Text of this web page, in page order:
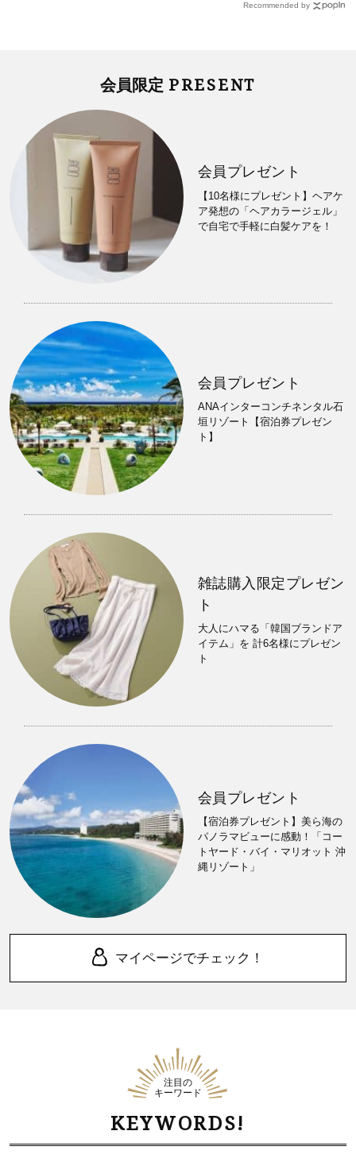
Recommended by
会員限定 PRESENT
会員プレゼント
【10名様にプレゼント】ヘアケ
ア発想の「ヘアカラージェル」
で自宅で手軽に白髪ケアを！
会員プレゼント
ANAインターコンチネンタル石
垣リゾート【宿泊券プレゼン
ト】
雑誌購入限定プレゼン
ト
大人にハマる「韓国ブランドア
イテム」を 計6名様にプレゼン
ト
会員プレゼント
【宿泊券プレゼント】美ら海の
パノラマビューに感動！「コー
トヤード・バイ・マリオット 沖
縄リゾート」
マイページでチェック！
注目の
キーワード
KEYWORDS!